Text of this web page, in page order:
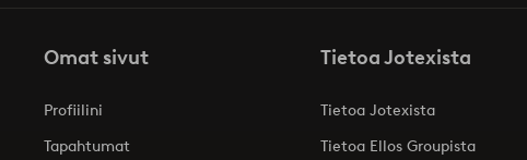
Omat sivut
Profiilini
Tapahtumat
Tietoa Jotexista
Tietoa Jotexista
Tietoa Ellos Groupista